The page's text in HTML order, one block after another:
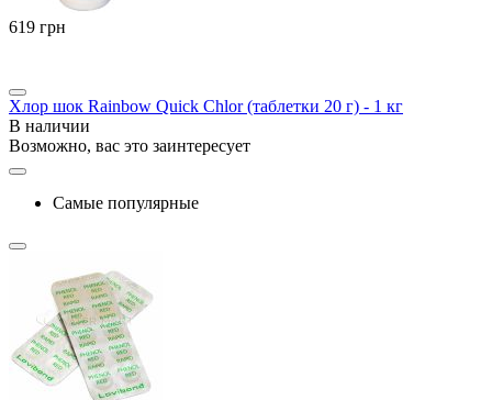
‍619‍ грн
Хлор шок Rainbow Quick Chlor (таблетки 20 г) - 1 кг
В наличии
Возможно, вас это заинтересует
Самые популярные